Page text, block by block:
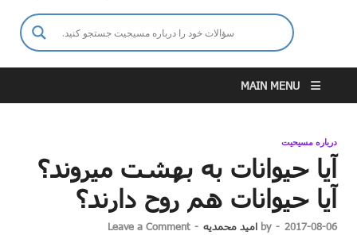
MAIN MENU
درباره مسیحیت
آیا حیوانات به بهشت می⁯روند؟
آیا حیوانات هم روح دارند؟
2017-08-06
-
by امید محمدیه -
Leave a Comment